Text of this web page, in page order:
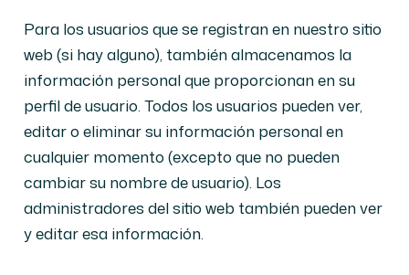
Para los usuarios que se registran en nuestro sitio
web (si hay alguno), también almacenamos la
información personal que proporcionan en su
perfil de usuario. Todos los usuarios pueden ver,
editar o eliminar su información personal en
cualquier momento (excepto que no pueden
cambiar su nombre de usuario). Los
administradores del sitio web también pueden ver
y editar esa información.